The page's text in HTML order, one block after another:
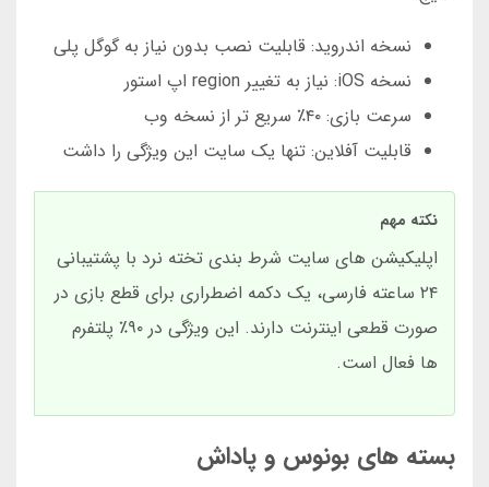
نسخه اندروید: قابلیت نصب بدون نیاز به گوگل پلی
نسخه iOS: نیاز به تغییر region اپ استور
سرعت بازی: ۴۰٪ سریع تر از نسخه وب
قابلیت آفلاین: تنها یک سایت این ویژگی را داشت
نکته مهم
اپلیکیشن های سایت شرط بندی تخته نرد با پشتیبانی
۲۴ ساعته فارسی، یک دکمه اضطراری برای قطع بازی در
صورت قطعی اینترنت دارند. این ویژگی در ۹۰٪ پلتفرم
ها فعال است.
بسته های بونوس و پاداش